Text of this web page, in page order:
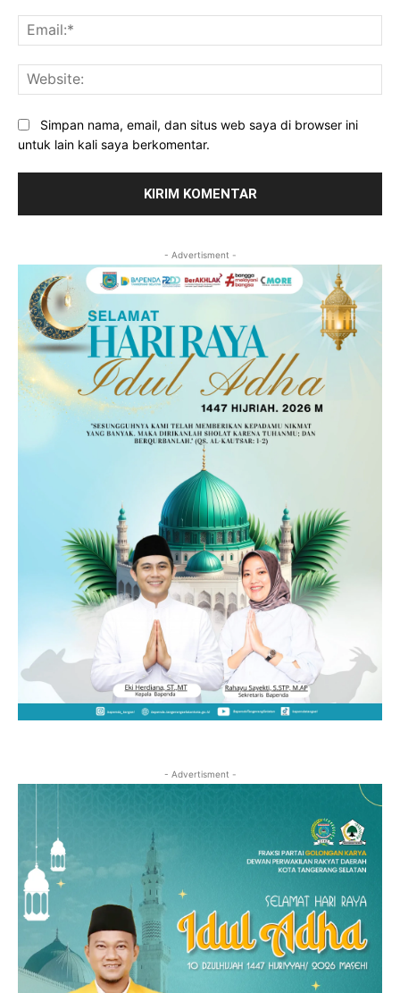
Simpan nama, email, dan situs web saya di browser ini
untuk lain kali saya berkomentar.
- Advertisment -
- Advertisment -